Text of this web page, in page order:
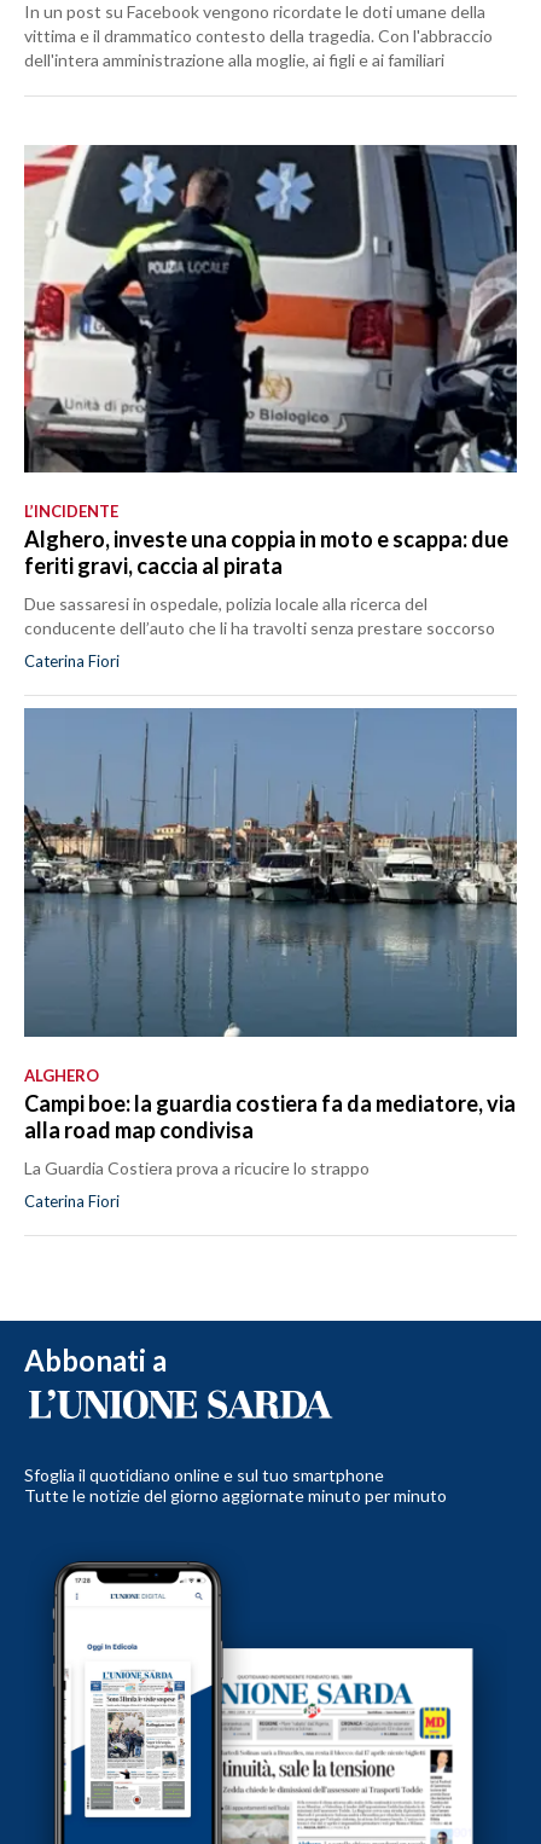
In un post su Facebook vengono ricordate le doti umane della
vittima e il drammatico contesto della tragedia. Con l'abbraccio
dell'intera amministrazione alla moglie, ai figli e ai familiari
L’INCIDENTE
Alghero, investe una coppia in moto e scappa: due
feriti gravi, caccia al pirata
Due sassaresi in ospedale, polizia locale alla ricerca del
conducente dell’auto che li ha travolti senza prestare soccorso
Caterina Fiori
ALGHERO
Campi boe: la guardia costiera fa da mediatore, via
alla road map condivisa
La Guardia Costiera prova a ricucire lo strappo
Caterina Fiori
Abbonati a
Sfoglia il quotidiano online e sul tuo smartphone
Tutte le notizie del giorno aggiornate minuto per minuto